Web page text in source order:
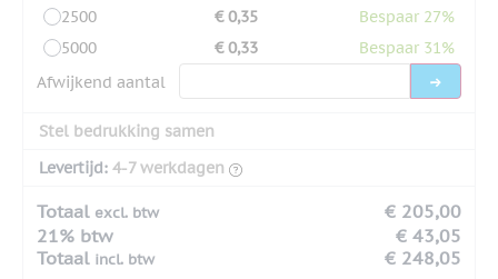
2500
€ 0,35
Bespaar 27%
5000
€ 0,33
Bespaar 31%
Afwijkend aantal
Stel bedrukking samen
Levertijd: 4-7 werkdagen
Totaal excl. btw
€ 205,00
21% btw
€ 43,05
Totaal incl. btw € 248,05